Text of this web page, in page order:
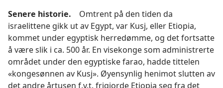
Senere historie. Omtrent på den tiden da
israelittene gikk ut av Egypt, var Kusj, eller Etiopia,
kommet under egyptisk herredømme, og det fortsatte
å være slik i ca. 500 år. En visekonge som administrerte
området under den egyptiske farao, hadde tittelen
«kongesønnen av Kusj». Øyensynlig henimot slutten av
det andre årtusen f.v.t. frigjorde Etiopia seg fra det